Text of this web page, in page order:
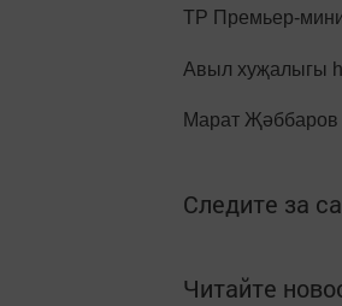
ТР Премьер-
Авыл хуҗалыгы
Марат Җәббаров
Следите за
Читайте